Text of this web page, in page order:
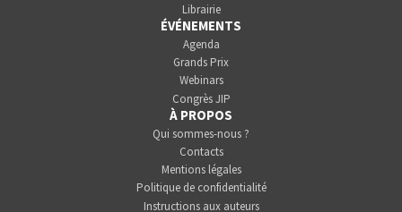
Librairie
ÉVÉNEMENTS
Agenda
Grands Prix
Webinars
Congrès JIP
À PROPOS
Qui sommes-nous ?
Contacts
Mentions légales
Politique de confidentialité
Instructions aux auteurs